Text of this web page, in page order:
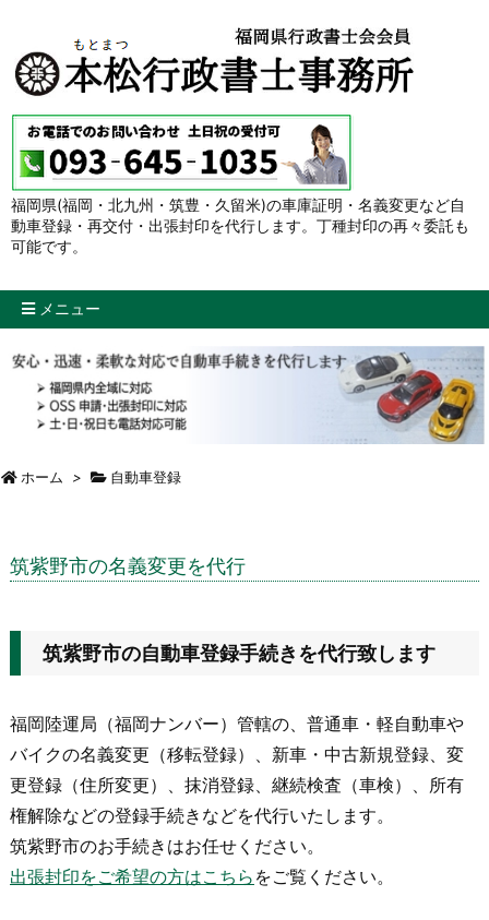
福岡県(福岡・北九州・筑豊・久留米)の車庫証明・名義変更など自
動車登録・再交付・出張封印を代行します。丁種封印の再々委託も
可能です。
メニュー
ホーム > 自動車登録
筑紫野市の名義変更を代行
筑紫野市の自動車登録手続きを代行致します
福岡陸運局（福岡ナンバー）管轄の、普通車・軽自動車や
バイクの名義変更（移転登録）、新車・中古新規登録、変
更登録（住所変更）、抹消登録、継続検査（車検）、所有
権解除などの登録手続きなどを代行いたします。
筑紫野市のお手続きはお任せください。
出張封印をご希望の方はこちら をご覧ください。